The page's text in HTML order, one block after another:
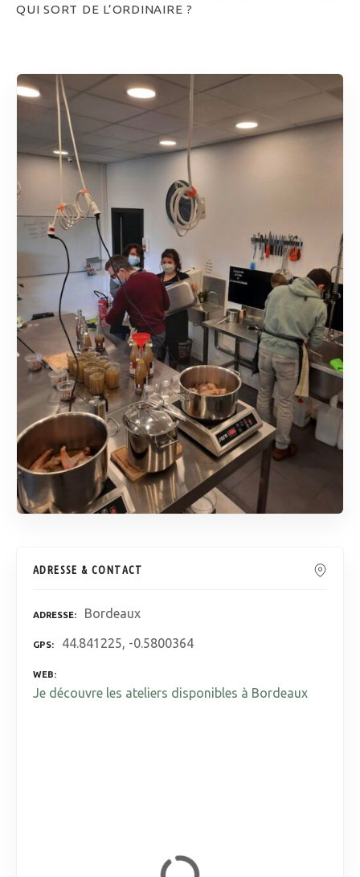
QUI SORT DE L’ORDINAIRE ?
ADRESSE & CONTACT
ADRESSE Bordeaux
GPS 44.841225, -0.5800364
WEB
Je découvre les ateliers disponibles à Bordeaux